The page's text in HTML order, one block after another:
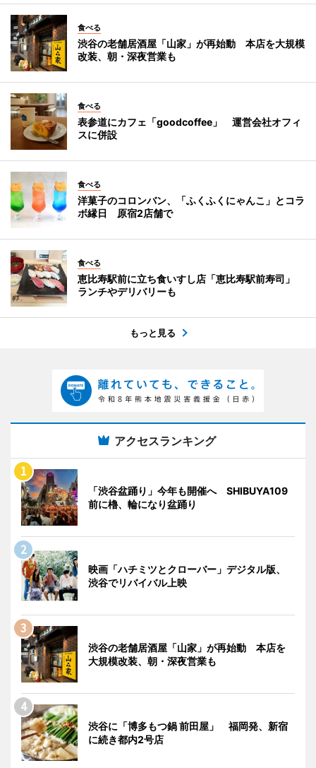
食べる
渋谷の老舗居酒屋「山家」が再始動 本店を大規模
改装、朝・深夜営業も
食べる
表参道にカフェ「goodcoffee」 運営会社オフィ
スに併設
食べる
洋菓子のコロンバン、「ふくふくにゃんこ」とコラ
ボ縁日 原宿2店舗で
食べる
恵比寿駅前に立ち食いすし店「恵比寿駅前寿司」
ランチやデリバリーも
もっと見る
アクセスランキング
「渋谷盆踊り」今年も開催へ SHIBUYA109
前に櫓、輪になり盆踊り
映画「ハチミツとクローバー」デジタル版、
渋谷でリバイバル上映
渋谷の老舗居酒屋「山家」が再始動 本店を
大規模改装、朝・深夜営業も
渋谷に「博多もつ鍋 前田屋」 福岡発、新宿
に続き都内2号店